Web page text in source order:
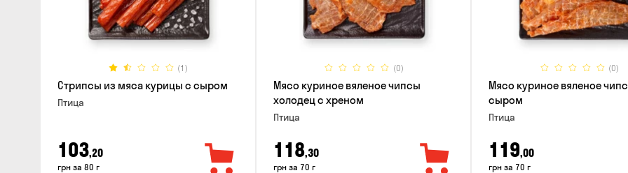
(1)
Стрипсы из мяса курицы с сыром
Птица
103,20
грн за 80 г
(0)
Мясо куриное вяленое чипсы
холодец с хреном
Птица
118,30
грн за 70 г
(0)
Мясо куриное вяленое
сыром
Птица
119,00
грн за 70 г